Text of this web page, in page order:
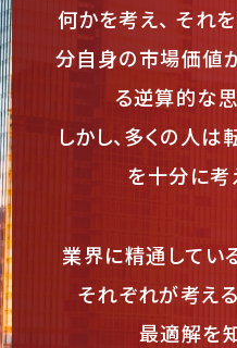
何かを考え、 それ
分自身の市場価値
る逆算的な
しかし、多くの人
を十分に考
業界に精通して
それぞれが考え
最適解を